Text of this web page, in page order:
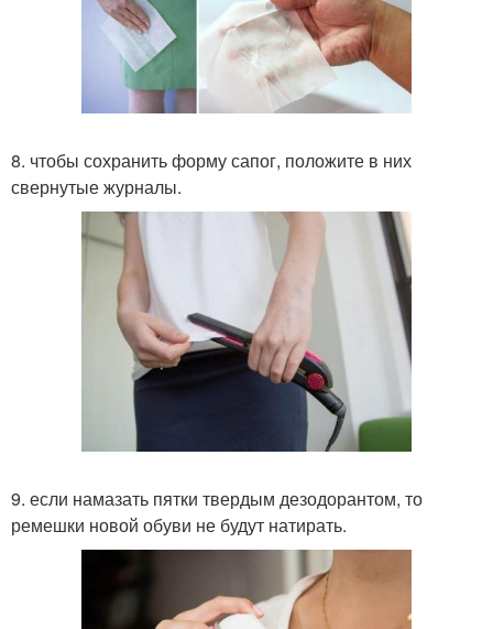
8. чтобы сохранить форму сапог, положите в них
свернутые журналы.
9. если намазать пятки твердым дезодорантом, то
ремешки новой обуви не будут натирать.